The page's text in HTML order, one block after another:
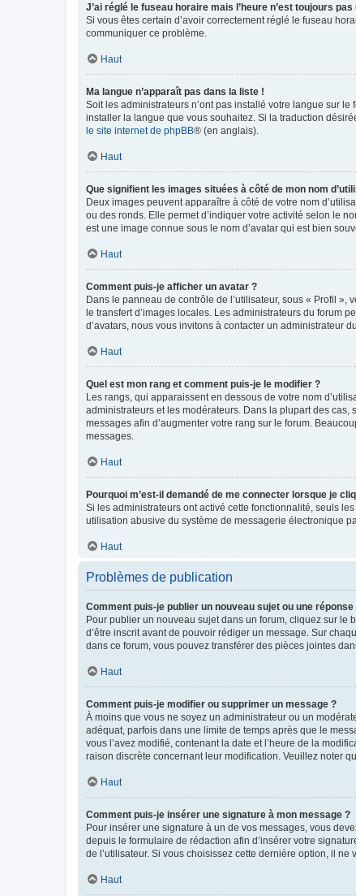
J’ai réglé le fuseau horaire mais l’heure n’est toujours
Si vous êtes certain d’avoir correctement réglé le fuseau
communiquer ce problème.
Haut
Ma langue n’apparaît pas dans la liste !
Soit les administrateurs n’ont pas installé votre langue sur
installer la langue que vous souhaitez. Si la traduction
le site internet de phpBB® (en anglais).
Haut
Que signifient les images situées à côté de mon nom
Deux images peuvent apparaître à côté de votre nom
ou des ronds. Elle permet d’indiquer votre activité selon le
est une image connue sous le nom d’avatar qui est bien
Haut
Comment puis-je afficher un avatar ?
Dans le panneau de contrôle de l’utilisateur, sous « Profil
le transfert d’images locales. Les administrateurs du forum
d’avatars, nous vous invitons à contacter un administrateur
Haut
Quel est mon rang et comment puis-je le modifier ?
Les rangs, qui apparaissent en dessous de votre nom
administrateurs et les modérateurs. Dans la plupart des
messages afin d’augmenter votre rang sur le forum.
messages.
Haut
Pourquoi m’est-il demandé de me connecter lorsque je
Si les administrateurs ont activé cette fonctionnalité, seuls
utilisation abusive du système de messagerie électronique
Haut
Problèmes de publication
Comment puis-je publier un nouveau sujet ou une réponse
Pour publier un nouveau sujet dans un forum, cliquez sur le
d’être inscrit avant de pouvoir rédiger un message. Sur
dans ce forum, vous pouvez transférer des pièces jointes
Haut
Comment puis-je modifier ou supprimer un message ?
À moins que vous ne soyez un administrateur ou un
adéquat, parfois dans une limite de temps après que le
vous l’avez modifié, contenant la date et l’heure de la
raison discrète concernant leur modification. Veuillez noter
Haut
Comment puis-je insérer une signature à mon message ?
Pour insérer une signature à un de vos messages, vous
depuis le formulaire de rédaction afin d’insérer votre
de l’utilisateur. Si vous choisissez cette dernière option, il
Haut